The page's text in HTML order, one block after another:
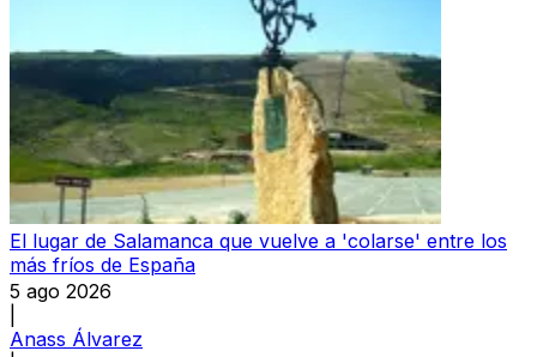
El lugar de Salamanca que vuelve a 'colarse' entre los
más fríos de España
5 ago 2026
Anass Álvarez